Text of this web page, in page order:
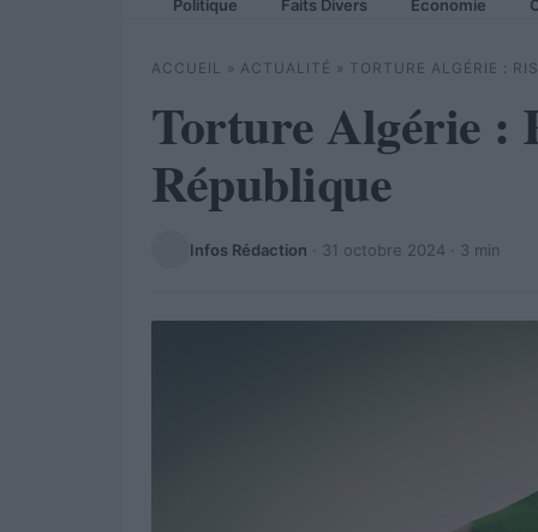
Politique Faits Divers Economie
ACCUEIL » ACTUALITÉ » TORTURE ALGÉRIE :
Torture Algérie :
République
Infos Rédaction · 31 octobre 2024 · 3 min